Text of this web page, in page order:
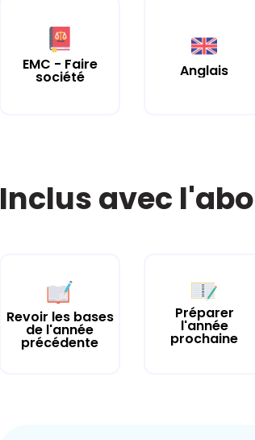
EMC - Faire
société Anglais
Inclus avec
Revoir les bases
de l'année
précédente
Préparer
l'année
prochaine